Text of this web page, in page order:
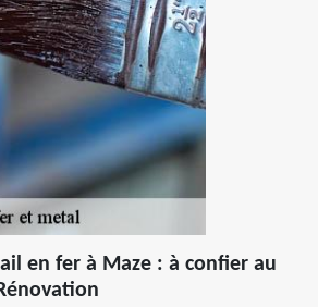
en fer à Maze : à confier au